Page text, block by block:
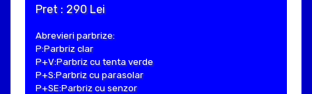
Pret : 290 Lei
Abrevieri parbrize:
P:Parbriz clar
P+V:Parbriz cu tenta verde
P+S:Parbriz cu parasolar
P+SE:Parbriz cu senzor